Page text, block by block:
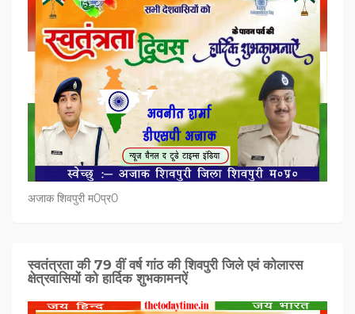
अजाक शिवपुरी म0प्र0
स्वतंत्रता की 79 वीं वर्ष गांठ की शिवपुरी जिले एवं कोलारस
क्षेत्रवासियों को हार्दिक शुभकामनऐं